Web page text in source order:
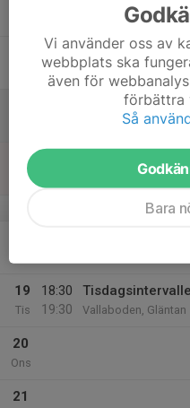
17:30
18:30
Fredagsträning
Sporthallen
17
Sön
Mån
19
Tis
18:30
19:30
Vallaboden, Gläntan
20
Ons
21
Vi använder oss av
webbplats ska
även för
förbättra
Så
Bara